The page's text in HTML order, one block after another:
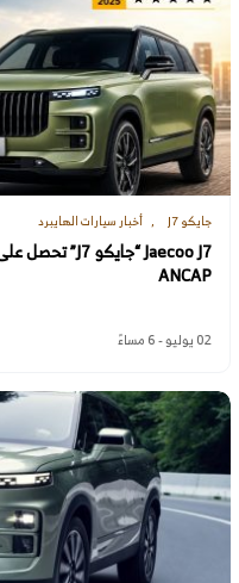
جايكو J7 أخبار سيارات الهايبرد
ANCAP
02 يوليو - 6 مساءً